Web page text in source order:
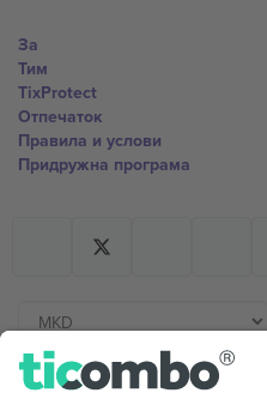
За
Тим
TixProtect
Отпечаток
Правила и услови
Придружна програма